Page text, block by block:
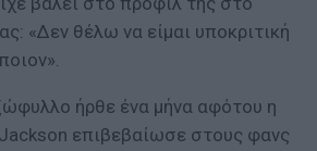
«Δεν θέλω να είμαι υποκριτική
ήρθε ένα μήνα αφότου η
επιβεβαίωσε στους φανς